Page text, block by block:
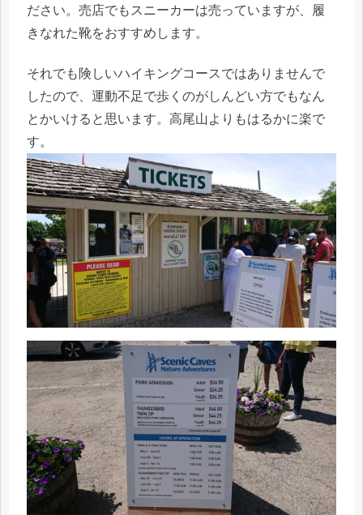
ださい。売店でもスニーカーは売っていますが、履
きなれた靴をおすすめします。
それでも険しいハイキングコースではありませんで
したので、運動不足で歩くのがしんどい方でもなん
とかいけると思います。高尾山よりもはるかに楽で
す。